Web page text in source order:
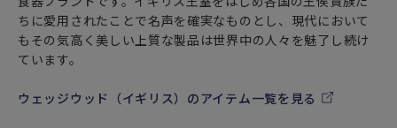
「ご購入に関するお願い」
箱の形状の都合上、熨斗包装をお承りすることはできませ
ん。
入荷時期により箱のお色目（濃淡）が異なります。予めご了
ちに愛用されたことで名声を確実なものとし、現代において
もその気高く美しい上質な製品は世界中の人々を魅了し続け
ています。
ウェッジウッド（イギリス）のアイテム一覧を見る